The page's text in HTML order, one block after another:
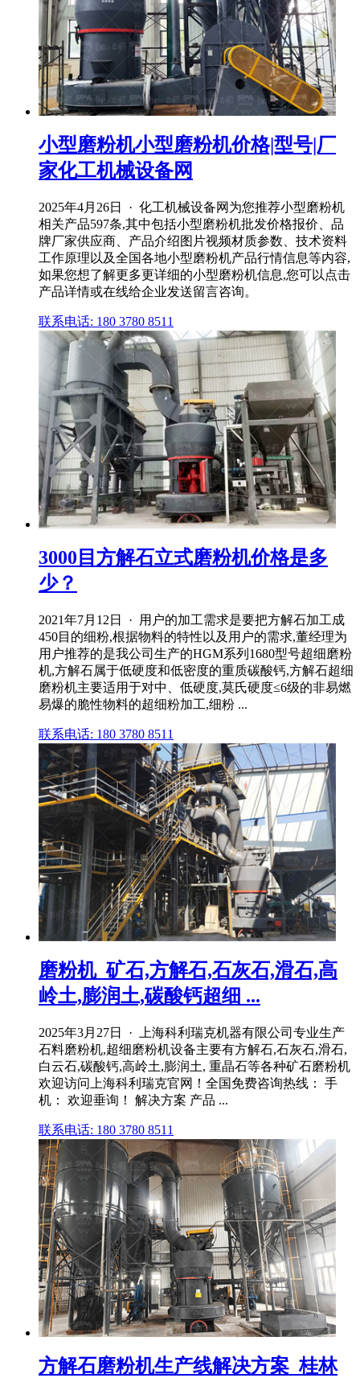
小型磨粉机小型磨粉机价格|型号|厂
家化工机械设备网
2025年4月26日 · 化工机械设备网为您推荐小型磨粉机
相关产品597条,其中包括小型磨粉机批发价格报价、品
牌厂家供应商、产品介绍图片视频材质参数、技术资料
工作原理以及全国各地小型磨粉机产品行情信息等内容,
如果您想了解更多更详细的小型磨粉机信息,您可以点击
产品详情或在线给企业发送留言咨询。
联系电话: 180 3780 8511
3000目方解石立式磨粉机价格是多
少？
2021年7月12日 · 用户的加工需求是要把方解石加工成
450目的细粉,根据物料的特性以及用户的需求,董经理为
用户推荐的是我公司生产的HGM系列1680型号超细磨粉
机,方解石属于低硬度和低密度的重质碳酸钙,方解石超细
磨粉机主要适用于对中、低硬度,莫氏硬度≤6级的非易燃
易爆的脆性物料的超细粉加工,细粉 ...
联系电话: 180 3780 8511
磨粉机_矿石,方解石,石灰石,滑石,高
岭土,膨润土,碳酸钙超细 ...
2025年3月27日 · 上海科利瑞克机器有限公司专业生产
石料磨粉机,超细磨粉机设备主要有方解石,石灰石,滑石,
白云石,碳酸钙,高岭土,膨润土, 重晶石等各种矿石磨粉机
欢迎访问上海科利瑞克官网！全国免费咨询热线： 手
机： 欢迎垂询！ 解决方案 产品 ...
联系电话: 180 3780 8511
方解石磨粉机生产线解决方案_桂林